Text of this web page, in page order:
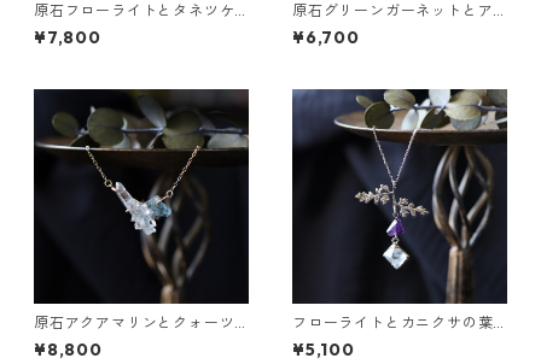
原石フローライトとタネツケ
バナのネックレス
¥7,800
原石グリーンガーネットとア
パタイトのネックレス
¥6,700
原石アクアマリンとクォーツ
のネックレス
¥8,800
フローライトとカニクサの葉
ネックレス
¥5,100